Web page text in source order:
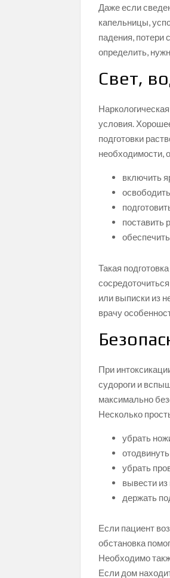
Даже если
капельницы,
падения, потери
определить,
Свет,
условия.
подготовки
необходимости,
включить
поставить
Такая
или выписки из
врачу
При
судороги и
максимально
Несколько
убрать
убрать
вывести
держать
Если пациент
обстановка
Необходимо
Если дом